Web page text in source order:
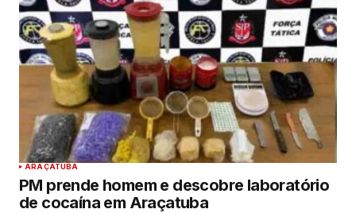
ARAÇATUBA
PM prende homem e descobre laboratório
de cocaína em Araçatuba